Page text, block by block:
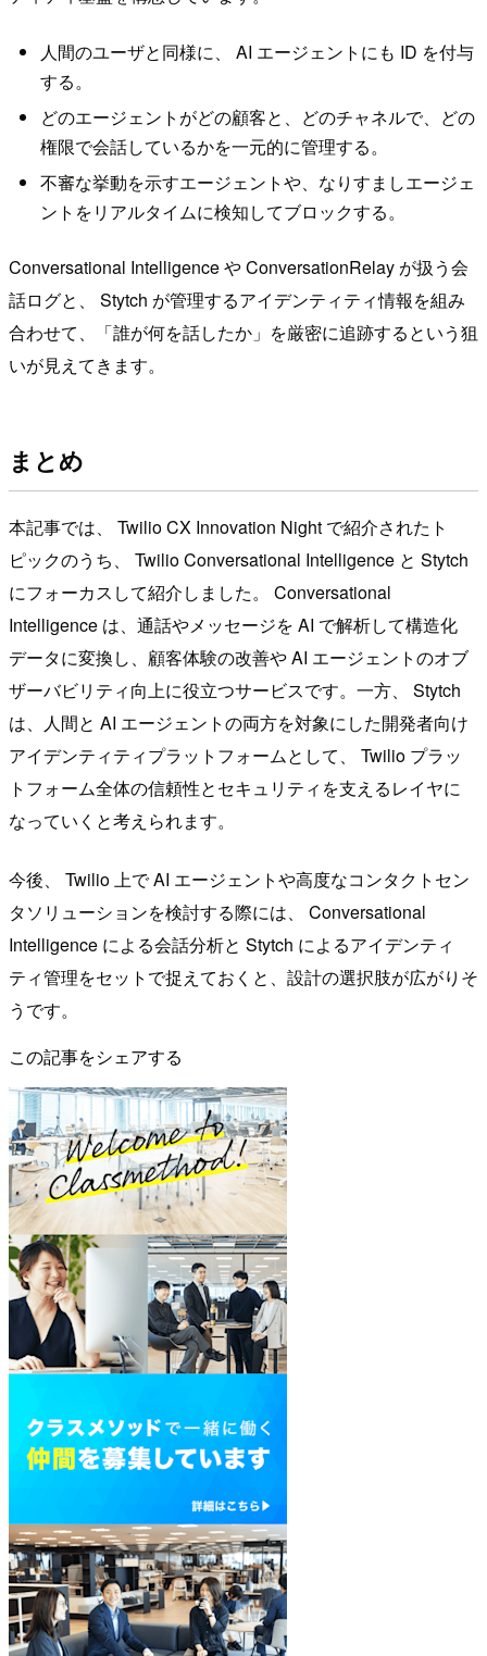
人間のユーザと同様に、 AI エージェントにも ID を付与
する。
どのエージェントがどの顧客と、どのチャネルで、どの
権限で会話しているかを一元的に管理する。
不審な挙動を示すエージェントや、なりすましエージェ
ントをリアルタイムに検知してブロックする。
Conversational Intelligence や ConversationRelay が扱う会
話ログと、 Stytch が管理するアイデンティティ情報を組み
合わせて、「誰が何を話したか」を厳密に追跡するという狙
いが見えてきます。
まとめ
本記事では、 Twilio CX Innovation Night で紹介されたト
ピックのうち、 Twilio Conversational Intelligence と Stytch
にフォーカスして紹介しました。 Conversational
Intelligence は、通話やメッセージを AI で解析して構造化
データに変換し、顧客体験の改善や AI エージェントのオブ
ザーバビリティ向上に役立つサービスです。一方、 Stytch
は、人間と AI エージェントの両方を対象にした開発者向け
アイデンティティプラットフォームとして、 Twilio プラッ
トフォーム全体の信頼性とセキュリティを支えるレイヤに
なっていくと考えられます。
今後、 Twilio 上で AI エージェントや高度なコンタクトセン
タソリューションを検討する際には、 Conversational
Intelligence による会話分析と Stytch によるアイデンティ
ティ管理をセットで捉えておくと、設計の選択肢が広がりそ
うです。
この記事をシェアする